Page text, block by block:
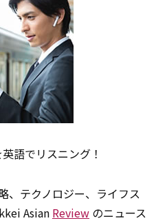
語でリスニング！
、テクノロジー、ライフス
Asian Review のニュース